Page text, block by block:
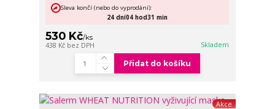
530 Kč/ks
438 Kč bez DPH Skladem
Sleva končí (nebo do vyprodání):
24 dní04 hod31 min
Přidat do košíku
Akce